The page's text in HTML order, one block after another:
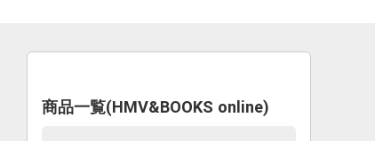
商品一覧(HMV&BOOKS online)